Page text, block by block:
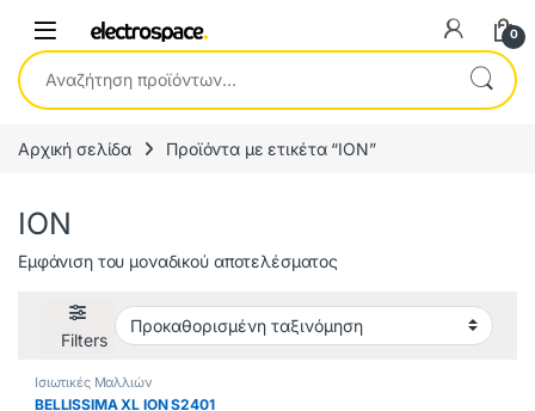
0
Αναζήτηση για:
Αρχική σελίδα Προϊόντα με ετικέτα “ION”
ION
Εμφάνιση του μοναδικού αποτελέσματος
Filters
Ισιωτικές Μαλλιών
BELLISSIMA XL ION S2401